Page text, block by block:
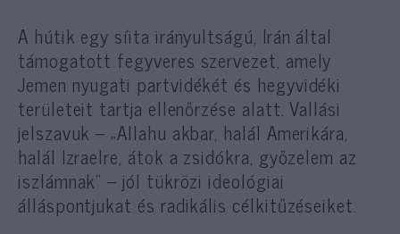
A hútik egy síita irányultságú, Irán által
támogatott fegyveres szervezet, amely
Jemen nyugati partvidékét és hegyvidéki
területeit tartja ellenőrzése alatt. Vallási
jelszavuk – „Allahu akbar, halál Amerikára,
halál Izraelre, átok a zsidókra, győzelem az
iszlámnak” – jól tükrözi ideológiai
álláspontjukat és radikális célkitűzéseiket.